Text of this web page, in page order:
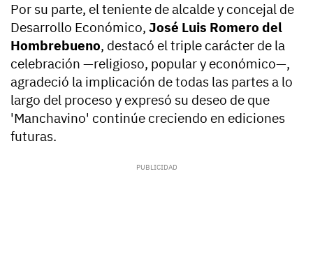
Por su parte, el teniente de alcalde y concejal de
Desarrollo Económico, José Luis Romero del
Hombrebueno, destacó el triple carácter de la
celebración —religioso, popular y económico—,
agradeció la implicación de todas las partes a lo
largo del proceso y expresó su deseo de que
'Manchavino' continúe creciendo en ediciones
futuras.